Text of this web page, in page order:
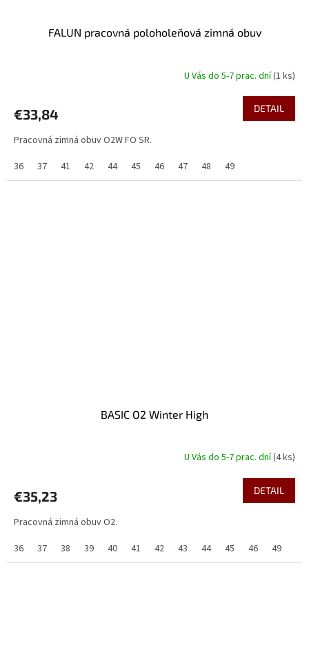
FALUN pracovná poloholeňová zimná obuv
U Vás do 5-7 prac. dní(1 ks)
€33,84 DETAIL
Pracovná zimná obuv O2W FO SR.
36
37 41 42 44 45 46 47 48 49
BASIC O2 Winter High
U Vás do 5-7 prac. dní(4 ks)
€35,23 DETAIL
Pracovná zimná obuv O2.
36
37 38 39 40 41 42 43 44 45 46 49